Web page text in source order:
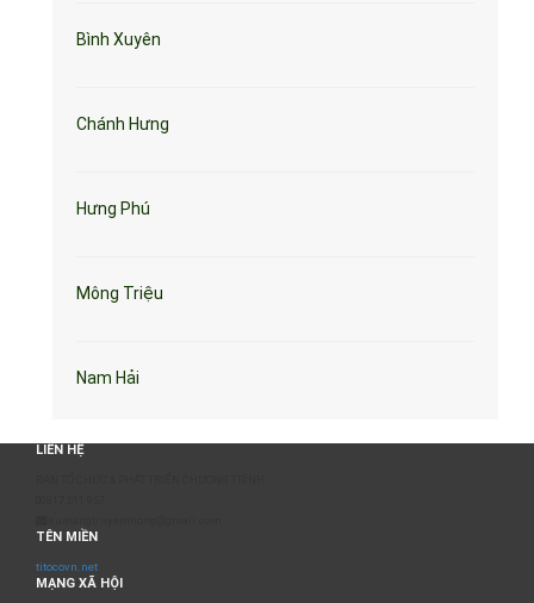
Bình Xuyên
Chánh Hưng
Hưng Phú
Mông Triệu
Nam Hải
LIÊN HỆ
TÊN MIỀN
titocovn.net
MẠNG XÃ HỘI